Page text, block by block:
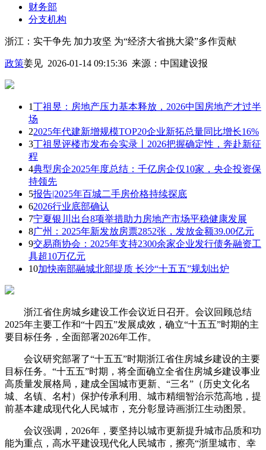
财务部
分支机构
浙江：实干争先 加力攻坚 为“经济大省挑大梁”多作贡献
政策姜见 2026-01-14 09:15:36 来源： 中国建设报
1丁祖昱：房地产压力基本释放，2026中国房地产才过半
场
22025年代建新增规模TOP20企业新拓总量同比增长16%
3丁祖昱评楼市发布会实录丨2026把握确定性，奔赴新征
程
4典型房企2025年度总结：千亿房企仅10家，央企投资保
持领先
5报告|2025年百城二手房价格持续探底
62026行业底部确认
7宁夏银川出台8项举措助力房地产市场平稳健康发展
8广州：2025年新发放房票2852张，发放金额39.00亿元
9交易商协会：2025年支持2300余家企业发行债务融资工
具超10万亿元
10加快南部融城北部提质 长沙“十五五”规划出炉
浙江省住房城乡建设工作会议近日召开。会议回顾总结
2025年主要工作和“十四五”发展成效，确立“十五五”时期的主
要目标任务，全面部署2026年工作。
会议研究部署了“十五五”时期浙江省住房城乡建设的主要
目标任务。“十五五”时期，将全面确立全省住房城乡建设事业
高质量发展格局，建成全国城市更新、“三名”（历史文化名
城、名镇、名村）保护传承利用、城市精细智治示范高地，提
前基本建成现代化人民城市，充分彰显诗画浙江生动图景。
会议强调，2026年，要坚持以城市更新提升城市品质和功
能为重点，高水平建设现代化人民城市，擦亮“浙里城市、幸